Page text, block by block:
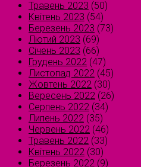
Травень 2023 (50)
Квітень 2023 (54)
Березень 2023 (73)
Лютий 2023 (69)
Січень 2023 (66)
Грудень 2022 (47)
Листопад 2022 (45)
Жовтень 2022 (30)
Вересень 2022 (26)
Серпень 2022 (34)
Липень 2022 (35)
Червень 2022 (46)
Травень 2022 (33)
Квітень 2022 (30)
Березень 2022 (9)